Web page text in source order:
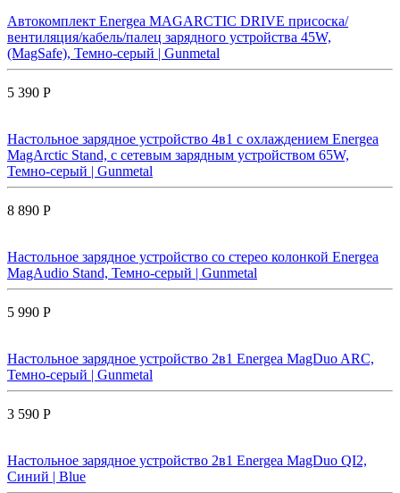
Автокомплект Energea MAGARCTIC DRIVE присоска/
вентиляция/кабель/палец зарядного устройства 45W,
(MagSafe), Темно-серый | Gunmetal
5 390 Р
Настольное зарядное устройство 4в1 с охлаждением Energea
MagArctic Stand, с сетевым зарядным устройством 65W,
Темно-серый | Gunmetal
8 890 Р
Настольное зарядное устройство со стерео колонкой Energea
MagAudio Stand, Темно-серый | Gunmetal
5 990 Р
Настольное зарядное устройство 2в1 Energea MagDuo ARC,
Темно-серый | Gunmetal
3 590 Р
Настольное зарядное устройство 2в1 Energea MagDuo QI2,
Синий | Blue